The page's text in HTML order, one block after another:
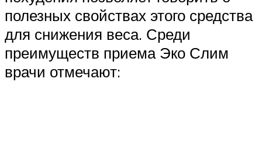
полезных свойствах этого средства
для снижения веса. Среди
преимуществ приема Эко Слим
врачи отмечают: